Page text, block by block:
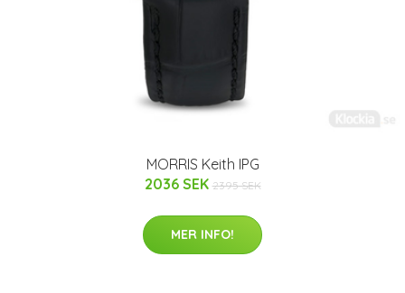
MORRIS Keith IPG
2036 SEK 2395 SEK
MER INFO!